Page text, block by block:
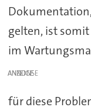
gelten, ist
im
ANZEIGE
für diese